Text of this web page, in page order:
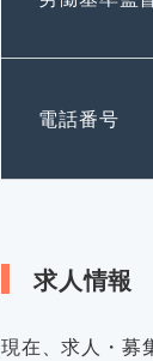
電話番号
求人情報
現在、求人・募